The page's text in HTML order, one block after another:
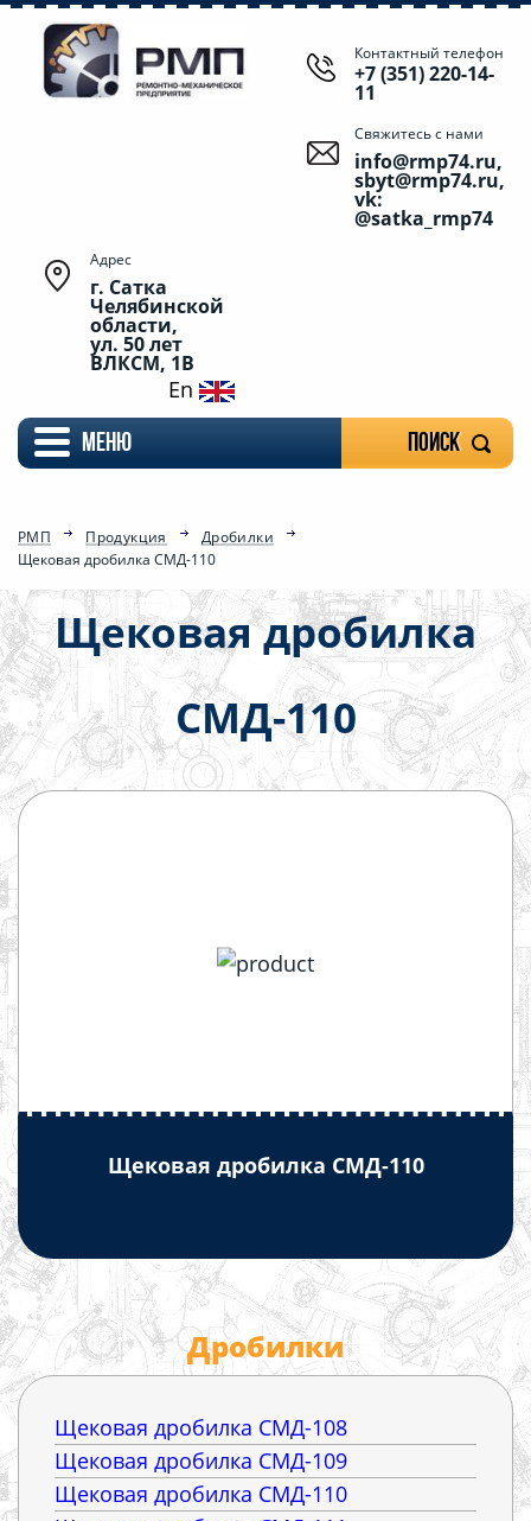
Контактный телефон
+7 (351) 220-14-
11
Свяжитесь с нами
info@rmp74.ru,
sbyt@rmp74.ru,
vk:
@satka_rmp74
Адрес
г. Сатка
Челябинской
области,
ул. 50 лет
ВЛКСМ, 1В
En
меню Поиск
РМП Продукция
Дробилки
Щековая дробилка СМД-110
Щековая дробилка
СМД-110
Щековая дробилка СМД-110
Дробилки
Щековая дробилка СМД-108
Щековая дробилка СМД-109
Щековая дробилка СМД-110